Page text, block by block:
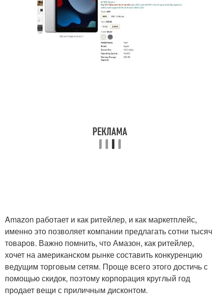
Amazon работает и как ритейлер, и как маркетплейс,
именно это позволяет компании предлагать сотни тысяч
товаров. Важно помнить, что Амазон, как ритейлер,
хочет на американском рынке составить конкуренцию
ведущим торговым сетям. Проще всего этого достичь с
помощью скидок, поэтому корпорация круглый год
продает вещи с приличным дисконтом.